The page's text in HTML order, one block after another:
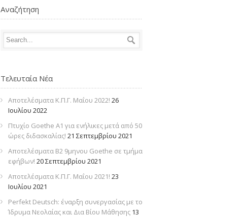
Αναζήτηση
Τελευταία Νέα
Αποτελέσματα Κ.Π.Γ. Μαΐου 2022! 26
Ιουλίου 2022
Πτυχίο Goethe Α1 για ενήλικες μετά από 50
ώρες διδασκαλίας! 21 Σεπτεμβρίου 2021
Αποτελέσματα Β2 9μηνου Goethe σε τμήμα
εφήβων! 20 Σεπτεμβρίου 2021
Αποτελέσματα Κ.Π.Γ. Μαΐου 2021! 23
Ιουλίου 2021
Perfekt Deutsch: έναρξη συνεργασίας με το
Ίδρυμα Νεολαίας και Δια Βίου Μάθησης 13